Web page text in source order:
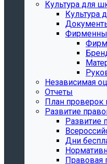
Культура для
Культура
Независимая
Отчеты
План
Развитие
Развитие
Дни
Правовая